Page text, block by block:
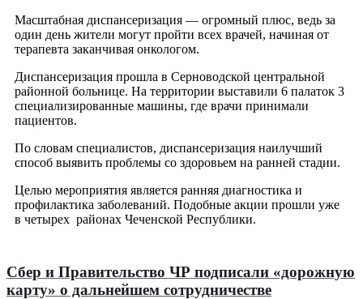
Масштабная диспансеризация — огромный плюс, ведь за
один день жители могут пройти всех врачей, начиная от
терапевта заканчивая онкологом.
Диспансеризация прошла в Серноводской центральной
районной больнице. На территории выставили 6 палаток 3
специализированные машины, где врачи принимали
пациентов.
По словам специалистов, диспансеризация наилучший
способ выявить проблемы со здоровьем на ранней стадии.
Целью мероприятия является ранняя диагностика и
профилактика заболеваний. Подобные акции прошли уже
в четырех районах Чеченской Республики.
Сбер и Правительство ЧР подписали «дорожную
карту» о дальнейшем сотрудничестве